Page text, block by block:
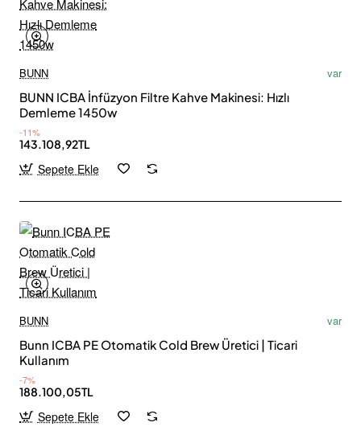
BUNN
var
BUNN ICBA İnfüzyon Filtre Kahve Makinesi: Hızlı
Demleme 1450w
-11%
143.108,92TL
Sepete Ekle
BUNN
var
Bunn ICBA PE Otomatik Cold Brew Üretici | Ticari
Kullanım
-7%
188.100,05TL
Sepete Ekle